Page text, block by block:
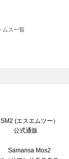
ムス一覧
のボトムス一覧
覧